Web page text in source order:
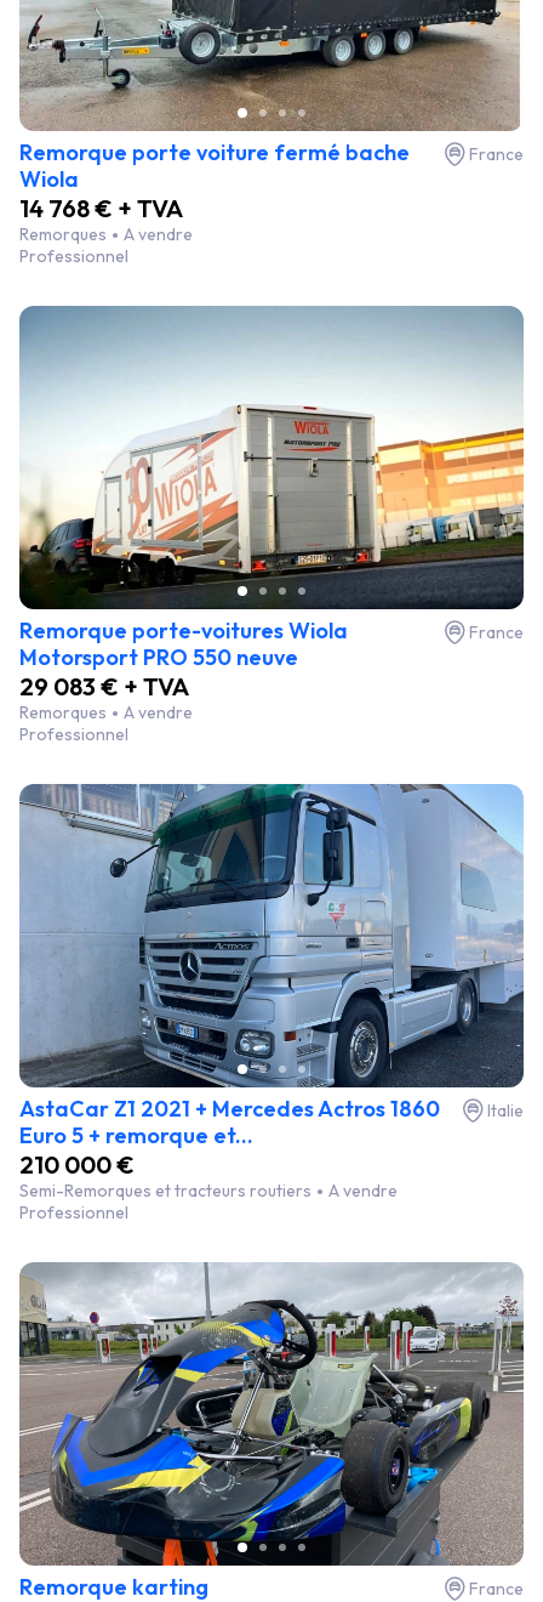
Remorque porte voiture fermé bache
Wiola
France
14 768 € + TVA
Remorques
A vendre
Professionnel
Remorque porte-voitures Wiola
Motorsport PRO 550 neuve
France
29 083 € + TVA
Remorques
A vendre
Professionnel
AstaCar Z1 2021 + Mercedes Actros 1860
Euro 5 + remorque et...
Italie
210 000 €
Semi-Remorques et tracteurs routiers
A vendre
Professionnel
Remorque karting France